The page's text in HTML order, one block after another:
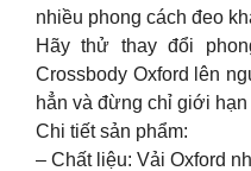
nhiều phong cách đeo
Hãy thử thay đổi
Crossbody Oxford lên
hẳn và đừng chỉ giới
Chi tiết sản phẩm:
– Chất liệu: Vải Oxford